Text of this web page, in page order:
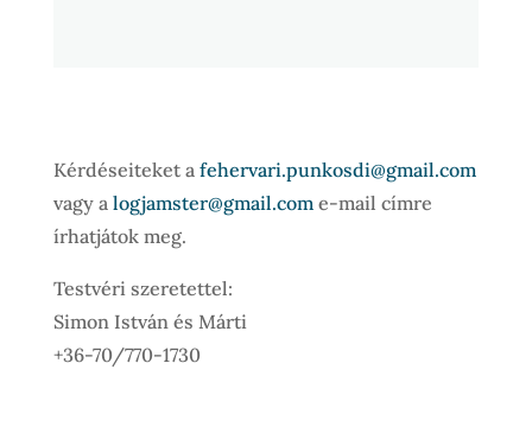
Kérdéseiteket a fehervari.punkosdi@gmail.com
vagy a logjamster@gmail.come-mail címre
írhatjátok meg.
Testvéri szeretettel:
Simon István és Márti
+36-70/770-1730